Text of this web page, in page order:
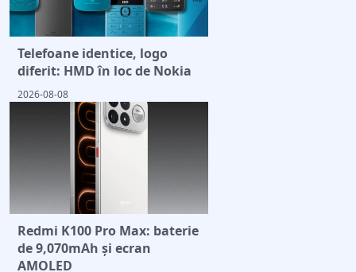
Telefoane identice, logo
diferit: HMD în loc de Nokia
2026-08-08
Redmi K100 Pro Max: baterie
de 9,070mAh și ecran
AMOLED